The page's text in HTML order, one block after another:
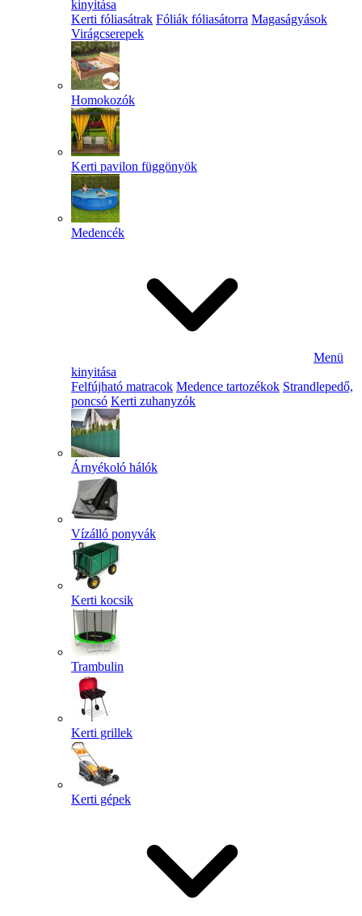
kinyitása
Kerti fóliasátrak Fóliák fóliasátorra Magaságyások
Virágcserepek
Homokozók
Kerti pavilon függönyök
Medencék
Menü
kinyitása
Felfújható matracok Medence tartozékok Strandlepedő,
poncsó Kerti zuhanyzók
Árnyékoló hálók
Vízálló ponyvák
Kerti kocsik
Trambulin
Kerti grillek
Kerti gépek